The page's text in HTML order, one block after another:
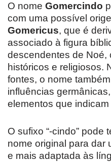
O nome Gomercindo
com uma possível
Gomericus, que é
associado à figura
descendentes de Noé,
históricos e religiosos.
fontes, o nome
influências
elementos que
O sufixo “-cindo” pode
nome original para dar
e mais adaptada às